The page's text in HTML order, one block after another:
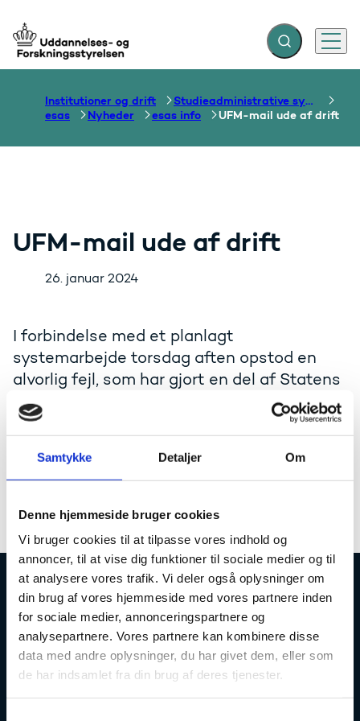
Samtykke Detaljer Om
Denne hjemmeside bruger cookies
Vi bruger cookies til at tilpasse vores indhold og
annoncer, til at vise dig funktioner til sociale medier og til
at analysere vores trafik. Vi deler også oplysninger om
din brug af vores hjemmeside med vores partnere inden
for sociale medier, annonceringspartnere og
analysepartnere. Vores partnere kan kombinere disse
data med andre oplysninger, du har givet dem, eller som
de har indsamlet fra din brug af deres tjenester.
Gå til forsiden Fold søgefelt ud
Menu
Institutioner og drift
Studieadministrative systemer
esas
Nyheder esas info UFM-mail ude af drift
UFM-mail ude af drift
26. januar 2024
I forbindelse med et planlagt
systemarbejde torsdag aften opstod en
alvorlig fejl, som har gjort en del af Statens
It's centrale maildatabaser er
utilgængelige. Det rammer desværre ca.
brugere ikke kan sende og modtage mails.
fleste brugere online igen i løbet af weekenden.
Uddannelses- og Forskningsstyrelsen